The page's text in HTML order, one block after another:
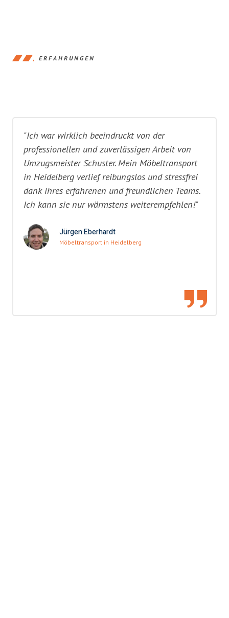
ERFAHRUNGEN
"Ich war wirklich beeindruckt von der
professionellen und zuverlässigen Arbeit von
Umzugsmeister Schuster. Mein Möbeltransport
in Heidelberg verlief reibungslos und stressfrei
dank ihres erfahrenen und freundlichen Teams.
Ich kann sie nur wärmstens weiterempfehlen!"
Jürgen Eberhardt
Möbeltransport in Heidelberg